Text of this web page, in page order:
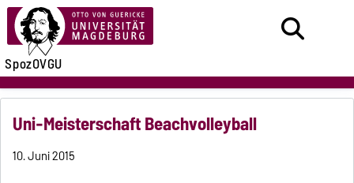
SpozOVGU
Uni-Meisterschaft Beachvolleyball
10. Juni 2015